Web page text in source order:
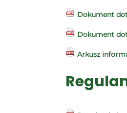
Dokument
Dokument
Arkusz